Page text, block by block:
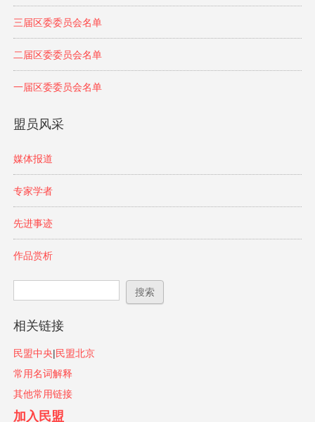
三届区委委员会名单
二届区委委员会名单
一届区委委员会名单
盟员风采
媒体报道
专家学者
先进事迹
作品赏析
搜索表单
搜索
相关链接
民盟中央|民盟北京
常用名词解释
其他常用链接
加入民盟